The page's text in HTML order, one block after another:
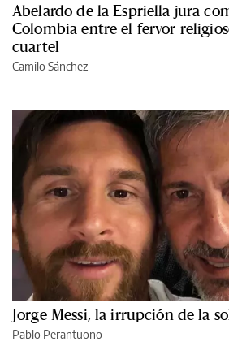
Abelardo de la Espriella jura
Colombia entre el fervor
cuartel
Camilo Sánchez
Jorge Messi, la irrupción de la
Pablo Perantuono